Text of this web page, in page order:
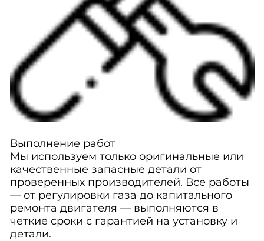
Выполнение работ
Мы используем только оригинальные или
качественные запасные детали от
проверенных производителей. Все работы
— от регулировки газа до капитального
ремонта двигателя — выполняются в
четкие сроки с гарантией на установку и
детали.